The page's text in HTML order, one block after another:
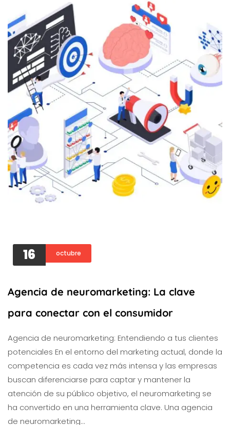
16 octubre
Agencia de neuromarketing: La clave
para conectar con el consumidor
Agencia de neuromarketing: Entendiendo a tus clientes
potenciales En el entorno del marketing actual, donde la
competencia es cada vez más intensa y las empresas
buscan diferenciarse para captar y mantener la
atención de su público objetivo, el neuromarketing se
ha convertido en una herramienta clave. Una agencia
de neuromarketing…